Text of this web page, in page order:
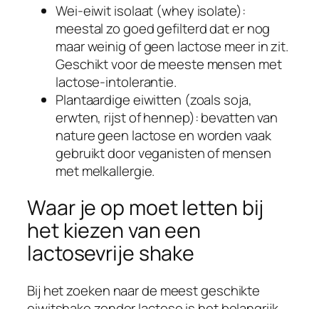
Wei-eiwit isolaat (whey isolate):
meestal zo goed gefilterd dat er nog
maar weinig of geen lactose meer in zit.
Geschikt voor de meeste mensen met
lactose-intolerantie.
Plantaardige eiwitten (zoals soja,
erwten, rijst of hennep): bevatten van
nature geen lactose en worden vaak
gebruikt door veganisten of mensen
met melkallergie.
Waar je op moet letten bij
het kiezen van een
lactosevrije shake
Bij het zoeken naar de meest geschikte